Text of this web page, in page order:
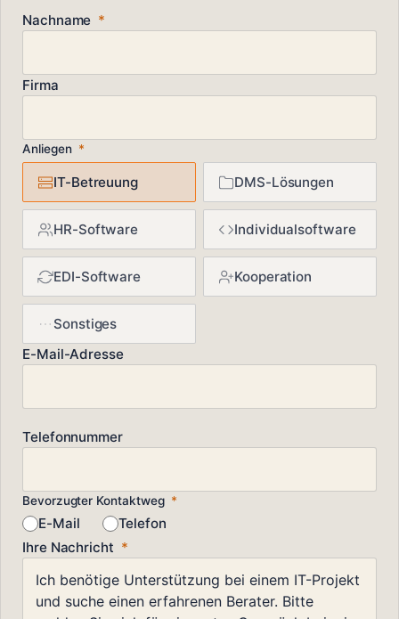
Nachname *
Firma
Anliegen *
IT-Betreuung DMS-Lösungen
HR-Software Individualsoftware
EDI-Software Kooperation
Sonstiges
E-Mail-Adresse
Telefonnummer
Bevorzugter Kontaktweg *
E-Mail
Telefon
Ihre Nachricht *